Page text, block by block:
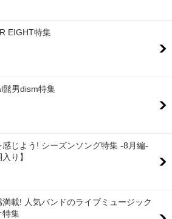
EIGHT特集
髭男dism特集
感じよう! シーズンソング特集 -8月編-
入り】
満載! 人気バンドのライブミュージック
特集